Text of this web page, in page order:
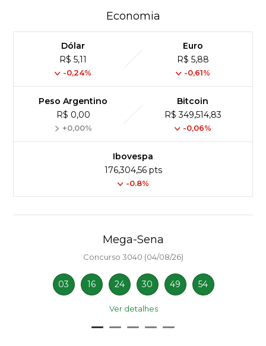
Economia
Dólar
R$ 5,11
-0,24%
Euro
R$ 5,88
-0,61%
Peso Argentino
R$ 0,00
+0,00%
Bitcoin
R$ 349,514,83
-0,06%
Ibovespa
176,304,56 pts
-0.8%
Mega-Sena
Concurso 3040 (04/08/26)
03 16 24 30 49 54
Ver detalhes